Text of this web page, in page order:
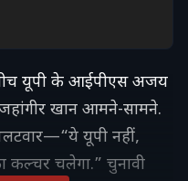
यूपी के आईपीएस अजय
जहांगीर खान आमने-सामने.
यूपी नहीं,
कल्चर चलेगा.” चुनावी